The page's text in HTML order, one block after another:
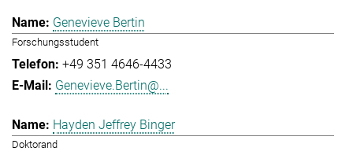
Genevieve Bertin
Forschungsstudent
+49 351 4646-4433
Genevieve.Bertin@...
Hayden Jeffrey Binger
Doktorand